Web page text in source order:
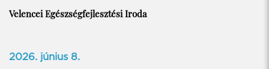
Velencei Egészségfejlesztési Iroda
2026. június 8.